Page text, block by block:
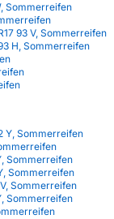
Sommerreifen
93 V, Sommerreifen
H, Sommerreifen
Y, Sommerreifen
Sommerreifen
Sommerreifen
Sommerreifen
Sommerreifen